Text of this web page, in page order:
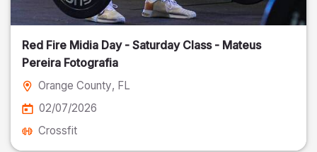
Red Fire Midia Day - Saturday Class - Mateus
Pereira Fotografia
Orange County, FL
02/07/2026
Crossfit